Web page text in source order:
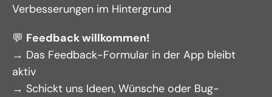
Verbesserungen im Hintergrund
💬 Feedback willkommen!
→ Das Feedback-Formular in der App bleibt
aktiv
→ Schickt uns Ideen, Wünsche oder Bug-